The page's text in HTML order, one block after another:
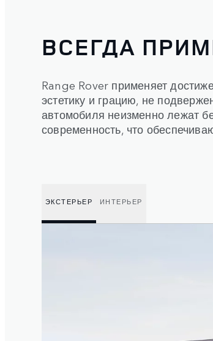
ВСЕГДА
Range Rover применяет
эстетику и грацию, не
автомобиля неизменно лежат
современность, что
ЭКСТЕРЬЕР ИНТЕРЬЕР